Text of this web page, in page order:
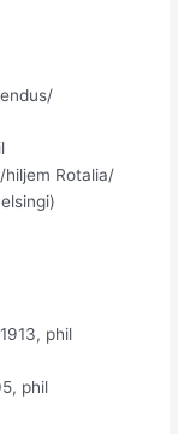
hiljem Rotalia/
phil
phil